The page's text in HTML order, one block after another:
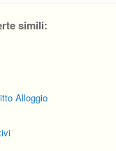
simili:
Alloggio